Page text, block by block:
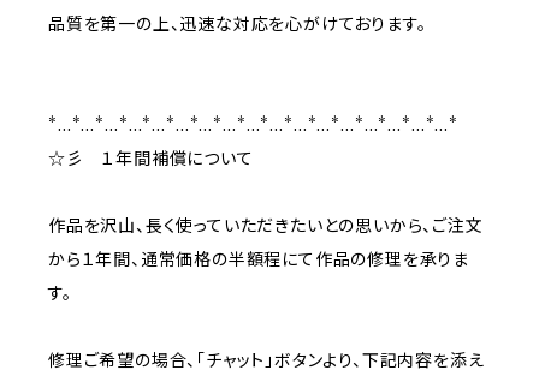
品質を第一の上、迅速な対応を心がけております。
*…*…*…*…*…*…*…*…*…*…*…*…*…*…*…*…*…*
☆彡 １年間補償について
作品を沢山、長く使っていただきたいとの思いから、ご注文
から１年間、通常価格の半額程にて作品の修理を承りま
す。
修理ご希望の場合、「チャット」ボタンより、下記内容を添え